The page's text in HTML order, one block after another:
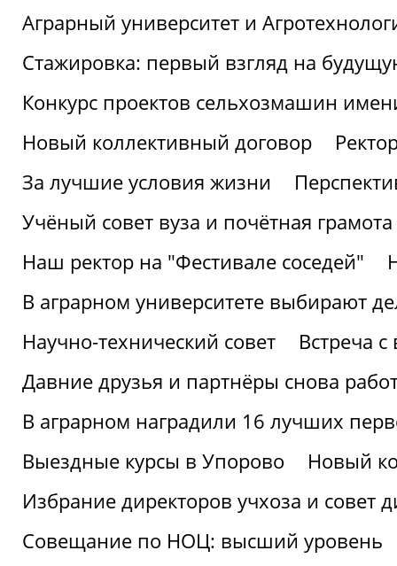
Аграрный университет и
Стажировка: первый взгляд на
Конкурс проектов сельхозмашин
Новый коллективный договор
За лучшие условия жизни
Учёный совет вуза и почётная
Наш ректор на "Фестивале соседей"
В аграрном университете выбирают
Научно-технический совет
Встреча
Давние друзья и партнёры снова
В аграрном наградили 16 лучших
Выездные курсы в Упорово
Новый
Избрание директоров учхоза и совет
Совещание по НОЦ: высший уровень